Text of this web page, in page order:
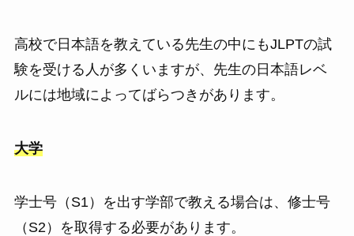
高校で日本語を教えている先生の中にもJLPTの試
験を受ける人が多くいますが、先生の日本語レベ
ルには地域によってばらつきがあります。
大学
学士号（S1）を出す学部で教える場合は、修士号
（S2）を取得する必要があります。